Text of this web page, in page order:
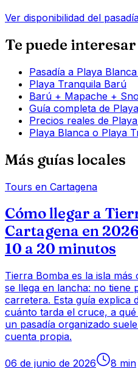
Ver disponibilidad del
Te puede interesar
Pasadía a Playa
Playa Tranquila Barú
Barú + Mapache +
Guía completa de
Precios reales de
Playa Blanca o Playa
Más guías locales
Tours en Cartagena
Cómo llegar a
Cartagena en
10 a 20 minutos
Tierra Bomba es la isla
se llega en lancha: no tiene
carretera. Esta guía explica
cuánto tarda el cruce, a
un pasadía organizado
cuenta propia.
06 de junio de 2026 8 min